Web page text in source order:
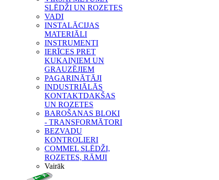
SLĒDŽI UN ROZETES
VADI
INSTALĀCIJAS
MATERIĀLI
INSTRUMENTI
IERĪCES PRET
KUKAIŅIEM UN
GRAUZĒJIEM
PAGARINĀTĀJI
INDUSTRIĀLĀS
KONTAKTDAKŠAS
UN ROZETES
BAROŠANAS BLOKI
- TRANSFORMĀTORI
BEZVADU
KONTROLIERI
COMMEL SLĒDŽI,
ROZETES, RĀMJI
Vairāk